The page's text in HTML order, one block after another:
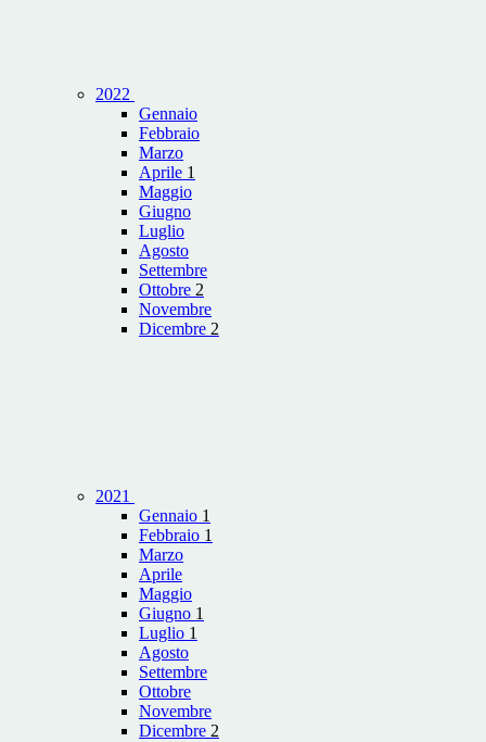
2022
Gennaio
Febbraio
Marzo
Aprile 1
Maggio
Giugno
Luglio
Agosto
Settembre
Ottobre 2
Novembre
Dicembre 2
2021
Gennaio 1
Febbraio 1
Marzo
Aprile
Maggio
Giugno 1
Luglio 1
Agosto
Settembre
Ottobre
Novembre
Dicembre 2